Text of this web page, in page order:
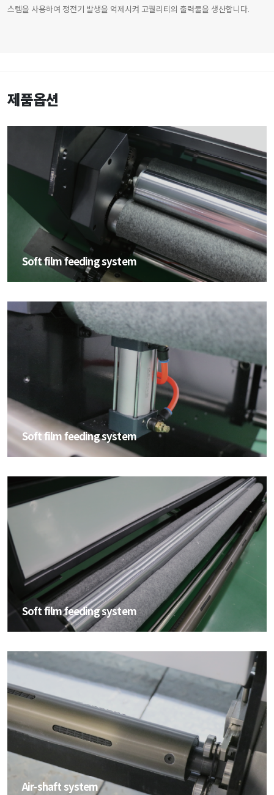
스템을 사용하여 정전기 발생을 억제시켜 고퀄리티의 출력물을 생산합니다.
제품옵션
Soft film feeding system
Soft film feeding system
Soft film feeding system
Soft film feeding system
Soft film feeding system
Soft film feeding system
Air-shaft system